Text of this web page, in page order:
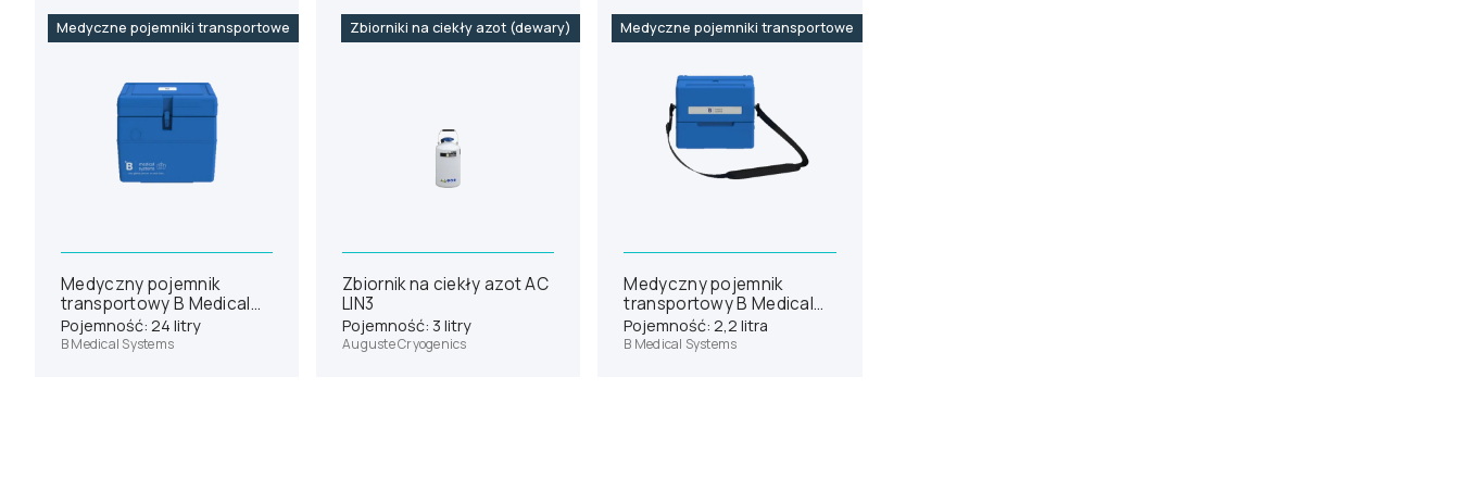
Medyczne pojemniki transportowe
Medyczny pojemnik
transportowy B Medical
Systems MT12
Pojemność: 24 litry
B Medical Systems
Zbiorniki na ciekły azot (dewary)
Zbiornik na ciekły azot AC
LIN3
Pojemność: 3 litry
Auguste Cryogenics
Medyczne pojemniki transportowe
Medyczny pojemnik
transportowy B Medical
Systems MT2
Pojemność: 2,2 litra
B Medical Systems